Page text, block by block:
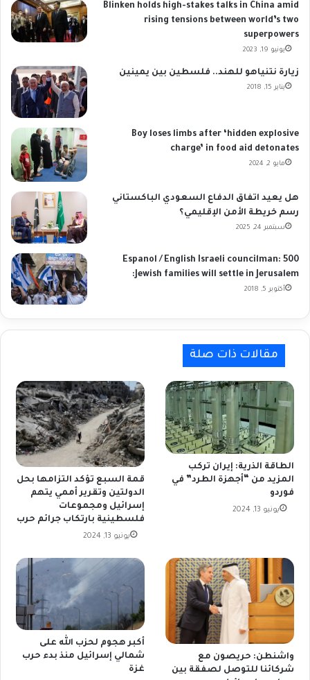
Blinken holds high-stakes talks in China amid
rising tensions between world’s two
superpowers
يونيو 19, 2023
زيارة نتنياهو للهند.. فلسطين بين يمينين
يناير 15, 2018
Boy loses limbs after ‘hidden explosive
charge’ in food aid detonates
مايو 2, 2024
هل يعيد اتفاق الدفاع السعودي الباكستاني
رسم خريطة الأمن الإقليمي؟
سبتمبر 24, 2025
Espanol / English Israeli councilman: 500
Jewish families will settle in Jerusalem:
أكتوبر 5, 2018
مقالات ذات صلة
الطاقة الذرية: إيران تركب
المزيد من “أجهزة الطرد” في
فوردو
يونيو 13, 2024
قمة السبع تؤكد التزامها بحل
الدولتين وتقرير أممي يتهم
إسرائيل ومجموعات
فلسطينية بارتكاب جرائم حرب
يونيو 13, 2024
واشنطن: حريصون مع
شركائنا للتوصل لصفقة بين
أكبر هجوم لحزب الله على
شمالي إسرائيل منذ بدء حرب
غزة